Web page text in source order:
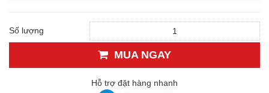
Số lượng
MUA NGAY
Hỗ trợ đặt hàng nhanh